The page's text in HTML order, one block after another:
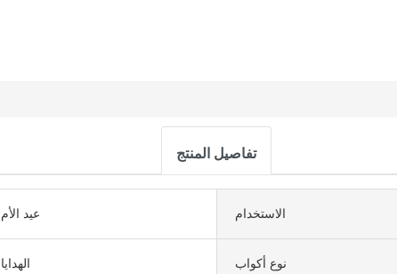
تفاصيل المنتج
عيد الأم الاستخدام
الهدايا نوع أكواب